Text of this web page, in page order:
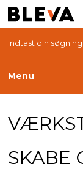
Menu
SKABE